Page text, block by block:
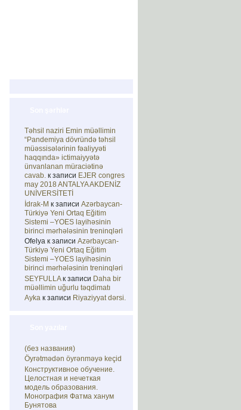
Təhsil naziri Emin müəllimin
“Pandemiya dövründə təhsil
müəssisələrinin fəaliyyəti
haqqında» ictimaiyyətə
ünvanlanan müraciətinə
cavab. к записи EJER congres
may 2018 ANTALYA AKDENİZ
UNİVERSİTETİ
İdrak-M к записи Azərbaycan-
Türkiyə Yeni Ortaq Eğitim
Sistemi –YOES layihəsinin
birinci mərhələsinin treninqləri
Ofelya к записи Azərbaycan-
Türkiyə Yeni Ortaq Eğitim
Sistemi –YOES layihəsinin
birinci mərhələsinin treninqləri
SEYFULLAк записи Daha bir
müəllimin uğurlu təqdimatı
Ayka к записи Riyaziyyat dərsi.
(без названия)
Öyrətmədən öyrənməyə keçid
Конструктивное обучение.
Целостная и нечеткая
модель образования.
Монография Фатма ханум
Бунятова